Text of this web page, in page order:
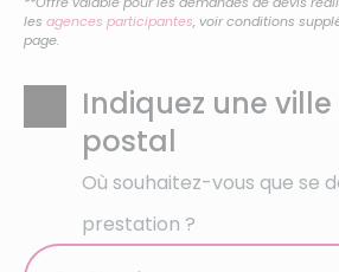
les agences participantes, voir conditions
page.
Indiquez une
postal
Où souhaitez-vous que se
prestation ?